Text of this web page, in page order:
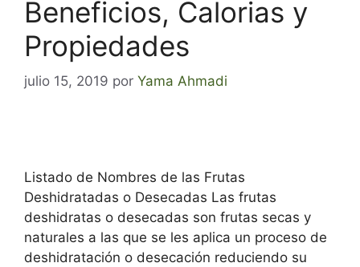
Beneficios, Calorias y
Propiedades
julio 15, 2019 por Yama Ahmadi
Listado de Nombres de las Frutas
Deshidratadas o Desecadas Las frutas
deshidratas o desecadas son frutas secas y
naturales a las que se les aplica un proceso de
deshidratación o desecación reduciendo su